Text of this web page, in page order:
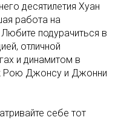
десятилетия Хуан
работа на
подурачиться в
отличной
и динамитом в
Рою Джонсу и Джонни
себе тот